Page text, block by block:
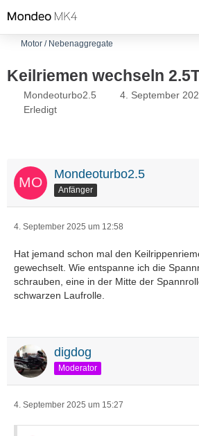
Motor / Nebenaggregate
Keilriemen wechseln
Mondeoturbo2.5
4. September
Erledigt
Mondeoturbo2.5
Anfänger
4. September 2025 um 12:58
Hat jemand schon mal den
gewechselt. Wie entspanne ich die
schrauben, eine in der Mitte der
schwarzen Laufrolle.
digdog
Moderator
4. September 2025 um 15:27